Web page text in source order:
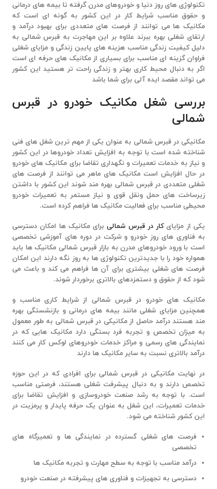
تکنولوژی های روز دنیا و خودروهای مدرن گرفته تا بیمه های درمانی
و حقوق مناسب شرایط کار در این کشور به گونه ای است که
مکانیک ها می توانند از فرصت های متعددی برای بهبود درآمد و
ارتقای شغلی بهره ببرند علاوه بر اینمهاجرت به قبرس شمالی به
دلیل کیفیت زندگی مناسب هزینه های پایین زندگی و مزایای شغلی
فراوان گزینه ای مناسب برای بسیاری از مکانیک های حرفه ای است
اگر به دنبال محیط کاری بهتر و زندگی راحت تر هستید این کشور
می تواند مقصد ایده آلی برای شما باشد
بررسی شغل مکانیک خودرو در قبرس
شمالی
مکانیکی در قبرس شمالی به عنوان یکی از مهم ترین شغل های فنی
شناخته شده است با توجه به افزایش تعداد خودروها در این کشور
و نیاز به خدمات تعمیرات و نگهداری تقاضا برای مکانیک های خودرو
در حال افزایش است مکانیک های ماهر می توانند از فرصت های
شغلی متعددی در قبرس شمالی بهره مند شوند این کشور با داشتن
زیرساخت های حمل ونقل قوی و نیاز مستمر به تعمیرات خودرو
محیطی مناسب برای فعالیت مکانیک ها فراهم کرده است.
یکی از مزایایکار در قبرس شمالی برای مکانیک ها امکان دسترسی
به فناوری های روز خودرو و شرکت در دوره های آموزشی تخصصی
است با ورود خودروهای مدرن به بازار قبرس شمالی مکانیک ها باید
همواره خود را با جدیدترین تکنولوژی ها به روز نگه دارند این امکان
فرصت های شغلی بیشتری برای آن ها فراهم می کند و باعث می
شود که از حقوق و دستمزدهای بالاتری برخوردار شوند.
مکانیک های خودرو در قبرس شمالی از شرایط کاری مناسب و
همچنین مزایای شغلی مانند بیمه های درمانی و بازنشستگی بهره
مند هستند درآمد حاصل ازمکانیکی در قبرس شمالی به طور معمول
به میزان تخصص و تجربه فرد بستگی دارد مکانیک هایی که در
نمایندگی های رسمی و مراکز خدمات خودروهای لوکس کار می کنند
درآمد بالاتری نسبت به سایر مکانیک ها دارند
در نهایت مکانیکی در قبرس شمالی برای افرادی که در این حوزه
تخصص دارند و به دنبال پیشرفت شغلی هستند، فرصتی مناسب
است. با توجه به رشد صنعت خودروسازی و افزایش تقاضا برای
خدمات تعمیرات، این شغل به عنوان یک حرفه پایدار و پرمزیت در
این کشور شناخته می شود.
فرصت‌ های شغلی گسترده در نمایندگی‌ ها و تعمیرگاه‌ های
تخصصی
درآمد مناسب با توجه به سطح مهارت و تجربه مکانیک ‌ها
دسترسی به تجهیزات و فناوری‌ های پیشرفته در صنعت خودرو